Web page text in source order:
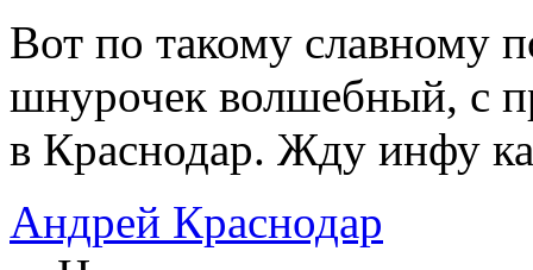
Вот по такому славному
шнурочек волшебный, с
в Краснодар. Жду инфу
Андрей Краснодар